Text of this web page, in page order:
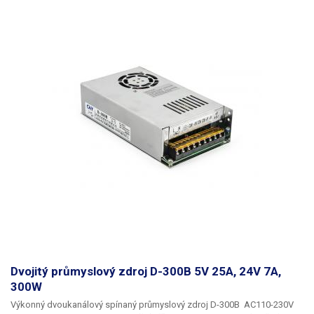
Dvojitý průmyslový zdroj D-300B 5V 25A, 24V 7A,
300W
Výkonný dvoukanálový spínaný průmyslový zdroj D-300B AC110-230V